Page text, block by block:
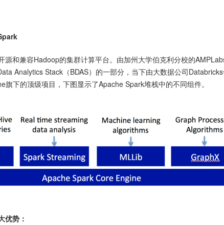
源和兼容Hadoop的集群计算平台。由加州大学伯克利分校的
Analytics Stack（BDAS）的一部分，当下由大数据公司
旗下的顶级项目，下图显示了Apache Spark堆栈中的不同组件。
优势：